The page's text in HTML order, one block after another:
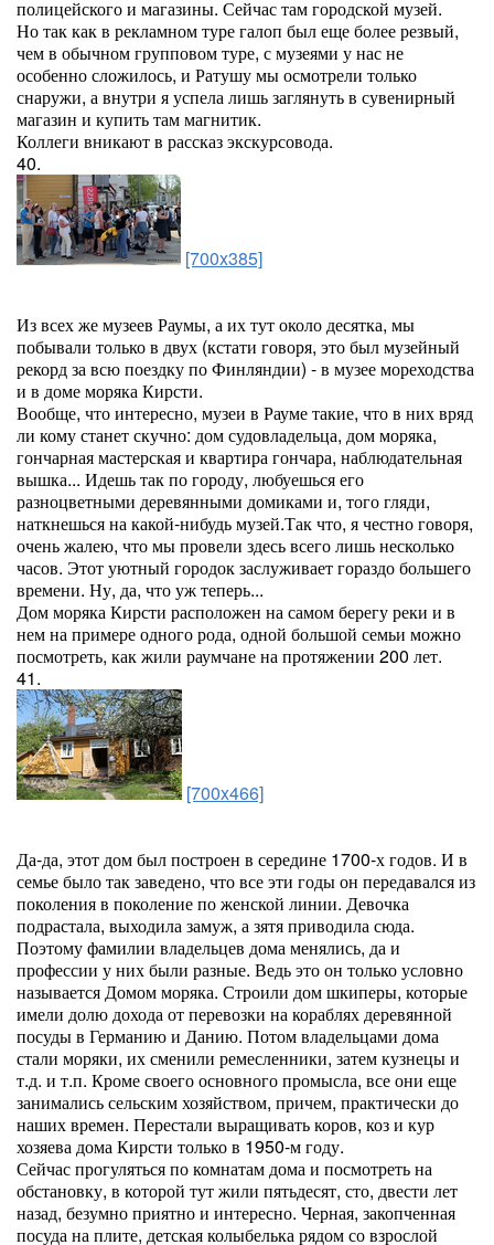
полицейского и магазины. Сейчас там городской музей.
Но так как в рекламном туре галоп был еще более резвый,
чем в обычном групповом туре, с музеями у нас не
особенно сложилось, и Ратушу мы осмотрели только
снаружи, а внутри я успела лишь заглянуть в сувенирный
магазин и купить там магнитик.
Коллеги вникают в рассказ экскурсовода.
40.
[700x385]
Из всех же музеев Раумы, а их тут около десятка, мы
побывали только в двух (кстати говоря, это был музейный
рекорд за всю поездку по Финляндии) - в музее мореходства
и в доме моряка Кирсти.
Вообще, что интересно, музеи в Рауме такие, что в них вряд
ли кому станет скучно: дом судовладельца, дом моряка,
гончарная мастерская и квартира гончара, наблюдательная
вышка... Идешь так по городу, любуешься его
разноцветными деревянными домиками и, того гляди,
наткнешься на какой-нибудь музей.Так что, я честно говоря,
очень жалею, что мы провели здесь всего лишь несколько
часов. Этот уютный городок заслуживает гораздо большего
времени. Ну, да, что уж теперь...
Дом моряка Кирсти расположен на самом берегу реки и в
нем на примере одного рода, одной большой семьи можно
посмотреть, как жили раумчане на протяжении 200 лет.
41.
[700x466]
Да-да, этот дом был построен в середине 1700-х годов. И в
семье было так заведено, что все эти годы он передавался из
поколения в поколение по женской линии. Девочка
подрастала, выходила замуж, а зятя приводила сюда.
Поэтому фамилии владельцев дома менялись, да и
профессии у них были разные. Ведь это он только условно
называется Домом моряка. Строили дом шкиперы, которые
имели долю дохода от перевозки на кораблях деревянной
посуды в Германию и Данию. Потом владельцами дома
стали моряки, их сменили ремесленники, затем кузнецы и
т.д. и т.п. Кроме своего основного промысла, все они еще
занимались сельским хозяйством, причем, практически до
наших времен. Перестали выращивать коров, коз и кур
хозяева дома Кирсти только в 1950-м году.
Сейчас прогуляться по комнатам дома и посмотреть на
обстановку, в которой тут жили пятьдесят, сто, двести лет
назад, безумно приятно и интересно. Черная, закопченная
посуда на плите, детская колыбелька рядом со взрослой